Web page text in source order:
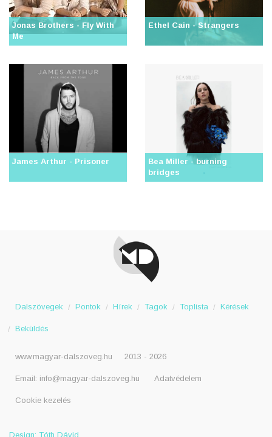
Jonas Brothers - Fly With
Me
Ethel Cain - Strangers
James Arthur - Prisoner
Bea Miller - burning
bridges
Dalszövegek Pontok Hírek Tagok Toplista Kérések
Beküldés
www.magyar-dalszoveg.hu 2013 - 2026
Email: info@magyar-dalszoveg.hu Adatvédelem
Cookie kezelés
Design: Tóth Dávid